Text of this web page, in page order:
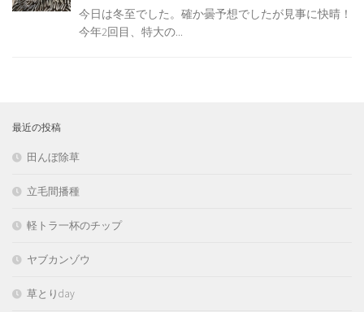
今日は冬至でした。確か曇予想でしたが見事に快晴！
今年2回目、特大の...
最近の投稿
田んぼ除草
立毛間播種
軽トラ一杯のチップ
ヤブカンゾウ
草とりday